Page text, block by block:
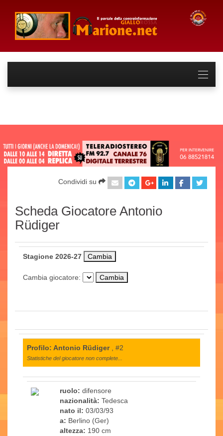
Condividi su
Scheda Giocatore Antonio
Rüdiger
Stagione 2026-27
Cambia giocatore:
Profilo: Antonio Rüdiger, #2
Statistiche del giocatore non complete...
ruolo: difensore
nazionalità: Tedesca
nato il: 03/03/93
a: Berlino (Ger)
altezza: 190 cm